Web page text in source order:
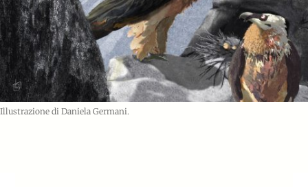
Illustrazione di Daniela Germani.